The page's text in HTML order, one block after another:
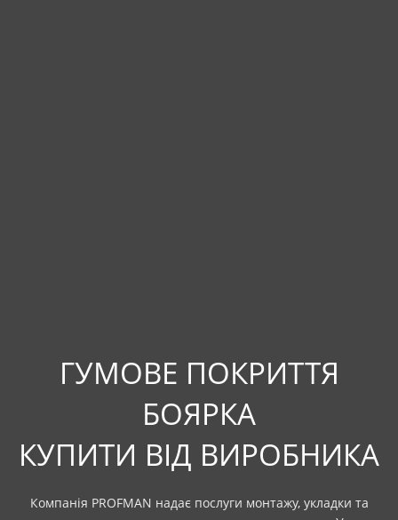
ГУМОВЕ ПОКРИТТЯ
БОЯРКА
КУПИТИ ВІД ВИРОБНИКА
Компанія PROFMAN надає послуги монтажу, укладки та